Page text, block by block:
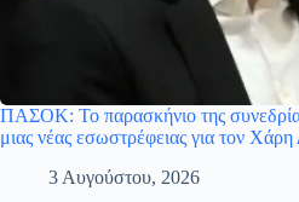
ΠΑΣΟΚ: Το παρασκήνιο της
μιας νέας εσωστρέφειας για τον
3 Αυγούστου, 2026